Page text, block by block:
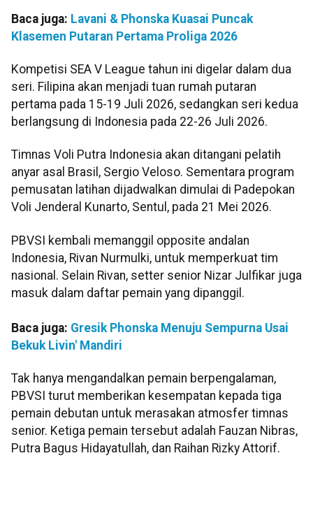
Baca juga: Lavani & Phonska Kuasai Puncak
Klasemen Putaran Pertama Proliga 2026
Kompetisi SEA V League tahun ini digelar dalam dua
seri. Filipina akan menjadi tuan rumah putaran
pertama pada 15-19 Juli 2026, sedangkan seri kedua
berlangsung di Indonesia pada 22-26 Juli 2026.
Timnas Voli Putra Indonesia akan ditangani pelatih
anyar asal Brasil, Sergio Veloso. Sementara program
pemusatan latihan dijadwalkan dimulai di Padepokan
Voli Jenderal Kunarto, Sentul, pada 21 Mei 2026.
PBVSI kembali memanggil opposite andalan
Indonesia, Rivan Nurmulki, untuk memperkuat tim
nasional. Selain Rivan, setter senior Nizar Julfikar juga
masuk dalam daftar pemain yang dipanggil.
Baca juga: Gresik Phonska Menuju Sempurna Usai
Bekuk Livin' Mandiri
Tak hanya mengandalkan pemain berpengalaman,
PBVSI turut memberikan kesempatan kepada tiga
pemain debutan untuk merasakan atmosfer timnas
senior. Ketiga pemain tersebut adalah Fauzan Nibras,
Putra Bagus Hidayatullah, dan Raihan Rizky Attorif.